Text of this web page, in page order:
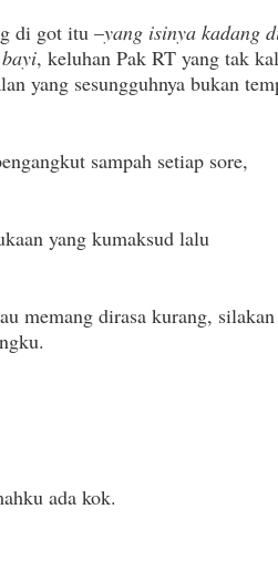
di got itu –yang isinya kadang
, keluhan Pak RT yang tak
yang sesungguhnya bukan
sampah setiap sore,
yang kumaksud lalu
memang dirasa kurang, silakan
ada kok.